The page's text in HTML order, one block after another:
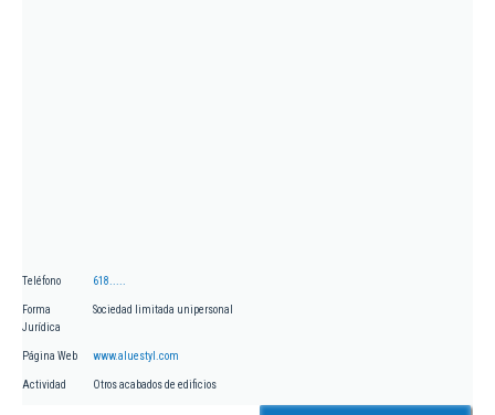
Teléfono 618.....
Forma
Jurídica
Sociedad limitada unipersonal
Página Web www.aluestyl.com
Actividad Otros acabados de edificios